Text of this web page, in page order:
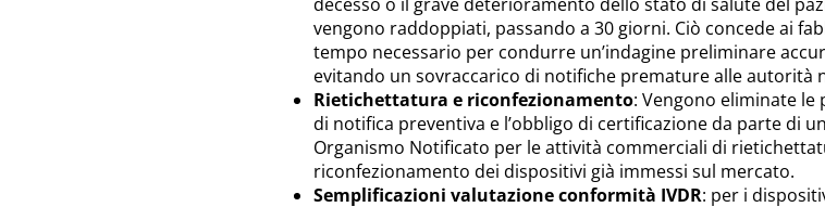
vengono raddoppiati, passando a 30 giorni. Ciò concede ai
tempo necessario per condurre un’indagine preliminare
evitando un sovraccarico di notifiche premature alle autorità
Rietichettatura e riconfezionamento: Vengono eliminate le
di notifica preventiva e l’obbligo di certificazione da parte di un
Organismo Notificato per le attività commerciali di
riconfezionamento dei dispositivi già immessi sul mercato.
Semplificazioni valutazione conformità IVDR: per i